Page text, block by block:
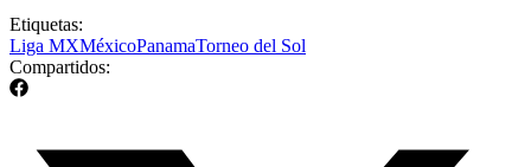
Etiquetas:
Liga MXMéxicoPanamaTorneo del Sol
Compartidos: